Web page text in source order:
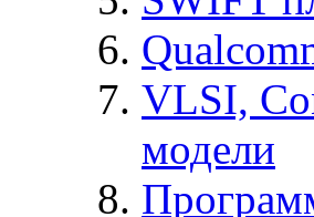
VLSI,
модели